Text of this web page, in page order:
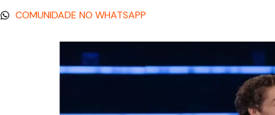
COMUNIDADE NO WHATSAPP